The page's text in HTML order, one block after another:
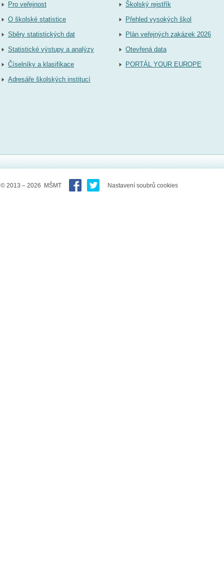
Pro veřejnost
O školské statistice
Sběry statistických dat
Statistické výstupy a analýzy
Číselníky a klasifikace
Adresáře školských institucí
Školský rejstřík
Přehled vysokých škol
Plán veřejných zakázek 2026
Otevřená data
PORTÁL YOUR EUROPE
© 2013 – 2026 MŠMT Nastavení soubrů cookies